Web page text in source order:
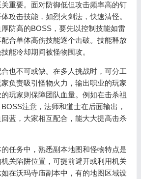
要。面对防御低但攻击频率高的钉
攻击技能，如烈火剑法，快速清怪。
防高的BOSS，要先以控制技能如雷
合单体高伤技能逐个击破。技能释放
能冷却期间被怪物围攻。
不可或缺。在多人挑战时，可分工
负责吸引怪物火力，输出职业的玩家
玩家则保障团队血量。例如在击杀祖
注意，法师和道士在后面输出，
蓝，大家相互配合，能大大提高击杀
务中，熟悉副本地图和怪物特点是
关陷阱位置，可提前避开或利用机关
在沃玛寺庙副本中，有的地图区域设